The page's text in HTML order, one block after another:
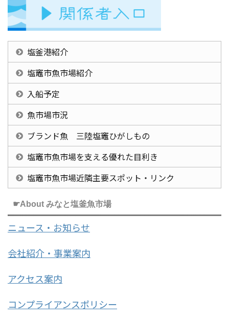
塩釜港紹介
塩竈市魚市場紹介
入船予定
魚市場市況
ブランド魚 三陸塩竈ひがしもの
塩竈市魚市場を支える優れた目利き
塩竈市魚市場近隣主要スポット・リンク
☛About みなと塩釜魚市場
ニュース・お知らせ
会社紹介・事業案内
アクセス案内
コンプライアンスポリシー